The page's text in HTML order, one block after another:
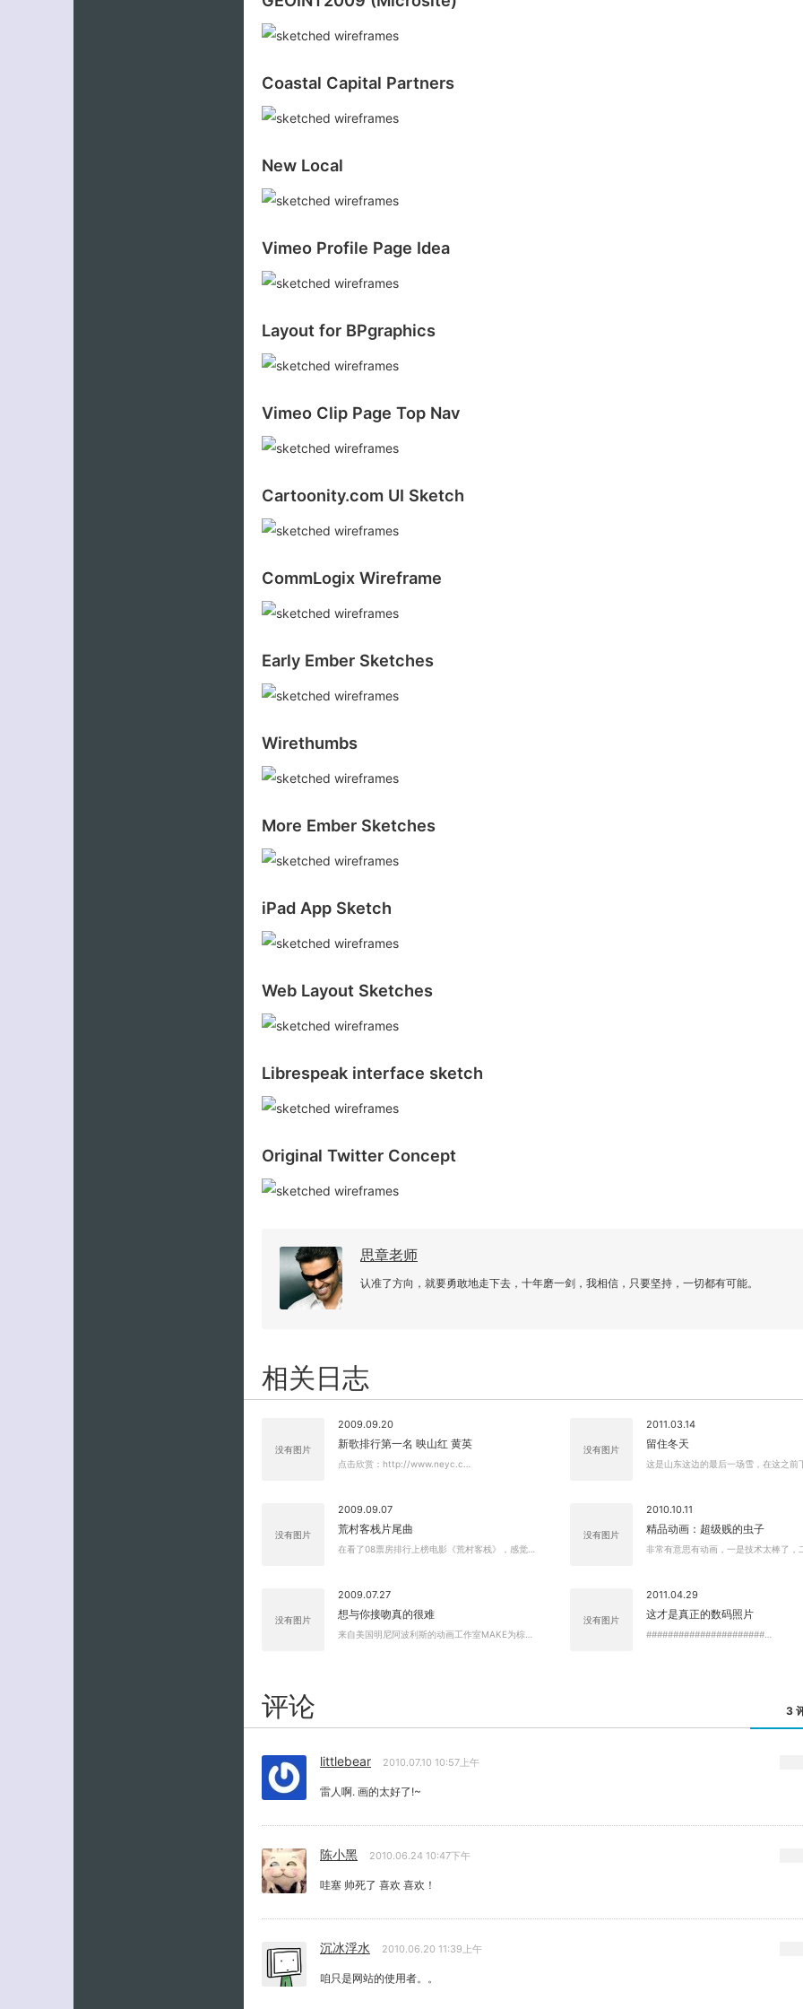
Coastal Capital Partners
New Local
Vimeo Profile Page Idea
Layout for BPgraphics
Vimeo Clip Page Top Nav
Cartoonity.com UI Sketch
CommLogix Wireframe
Early Ember Sketches
Wirethumbs
More Ember Sketches
iPad App Sketch
Web Layout Sketches
Librespeak interface sketch
Original Twitter Concept
思章老师
认准了方向，就要勇敢地走下去，十年磨一剑，我相信，只要坚持，一切都有可能。
相关日志
没有图片
2009.09.20
新歌排行第一名 映山红 黄英
点击欣赏：http://www.neyc.c…
没有图片
2011.03.14
留住冬天
这是山东这边的最后一场雪，在这之前
没有图片
2009.09.07
荒村客栈片尾曲
在看了08票房排行上榜电影《荒村客栈》，感觉…
没有图片
2010.10.11
精品动画：超级贱的虫子
非常有意思有动画，一是技术太棒了，
没有图片
2009.07.27
想与你接吻真的很难
来自美国明尼阿波利斯的动画工作室MAKE为棕…
没有图片
2011.04.29
这才是真正的数码照片
######################…
评论 3
littlebear 2010.07.10 10:57上午
雷人啊. 画的太好了!~
陈小黑 2010.06.24 10:47下午
哇塞 帅死了 喜欢 喜欢！
沉冰浮水 2010.06.20 11:39上午
咱只是网站的使用者。。